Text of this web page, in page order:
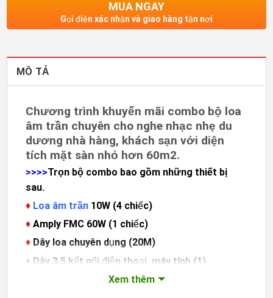
MUA NGAY
Gọi điện xác nhận và giao hàng tận nơi
MÔ TẢ
Chương trình khuyến mãi combo bộ loa
âm trần chuyên cho nghe nhạc nhẹ du
dương nhà hàng, khách sạn với diện
tích mặt sàn nhỏ hơn 60m2.
>>>>Trọn bộ combo bao gồm những thiết bị
sau.
♦ Loa âm trần 10W (4 chiếc)
♦ Amply FMC 60W (1 chiếc)
♦ Dây loa chuyên dụng (20M)
♦ Dây 3,5 kết nối điện thoại, máy tính (1)
Đối với những khách hàng tại khu vực Hà Nội,
Xem thêm